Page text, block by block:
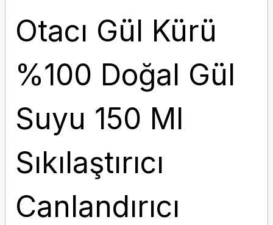
Otacı Gül Kürü
%100 Doğal Gül
Suyu 150 Ml
Sıkılaştırıcı
Canlandırıcı